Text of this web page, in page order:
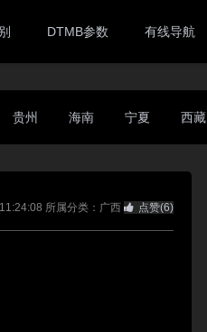
DTMB参数 有线导航
贵州 海南 宁夏 西藏
所属分类：广西 点赞(6)